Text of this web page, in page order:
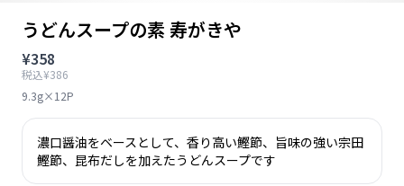
うどんスープの素 寿がきや
¥358
税込¥386
9.3g×12P
濃口醤油をベースとして、香り高い鰹節、旨味の強い宗田
鰹節、昆布だしを加えたうどんスープです